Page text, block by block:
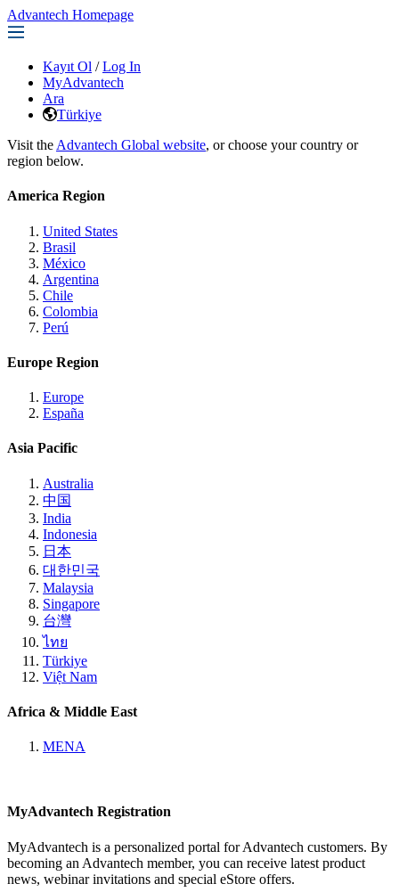
Advantech Homepage
Kayıt Ol / Log In
MyAdvantech
Ara
Türkiye
Visit the Advantech Global website, or choose your country or
region below.
America Region
United States
Brasil
México
Argentina
Chile
Colombia
Perú
Europe Region
Europe
España
Asia Pacific
Australia
中国
India
Indonesia
日本
대한민국
Malaysia
Singapore
台灣
ไทย
Türkiye
Việt Nam
Africa & Middle East
MENA
MyAdvantech Registration
MyAdvantech is a personalized portal for Advantech customers. By
becoming an Advantech member, you can receive latest product
news, webinar invitations and special eStore offers.